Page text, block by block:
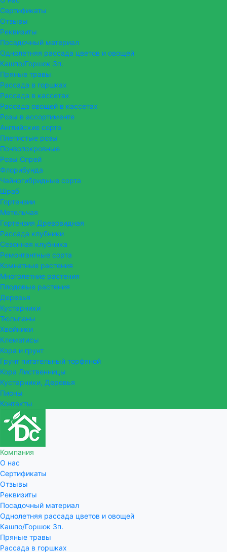
Сертификаты
Отзывы
Реквизиты
Посадочный материал
Однолетняя рассада цветов и овощей
Кашпо/Горшок 3п.
Пряные травы
Рассада в горшках
Рассада в кассетах
Рассада овощей в кассетах
Розы в ассортименте
Английские сорта
Плетистые розы
Почвопокровные
Розы Спрей
Флорибунда
Чайногибридные сорта
Шраб
Гортензии
Метельчая
Гортензия Древовидная
Рассада клубники
Сезонная клубника
Ремонтантные сорта
Комнатные растения
Многолетние растения
Плодовые растения
Деревья
Кустарники
Тюльпаны
Хвойники
Клематисы
Кора и грунт
Грунт питательный торфяной
Кора Лиственницы
Кустарники, Деревья
Пионы
Контакты
Компания
О нас
Сертификаты
Отзывы
Реквизиты
Посадочный материал
Однолетняя рассада цветов и овощей
Кашпо/Горшок 3п.
Пряные травы
Рассада в горшках